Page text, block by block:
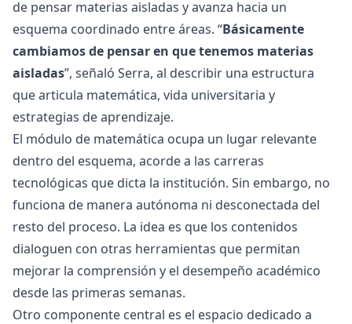
de pensar materias aisladas y avanza hacia un
esquema coordinado entre áreas. “Básicamente
cambiamos de pensar en que tenemos materias
aisladas”, señaló Serra, al describir una estructura
que articula matemática, vida universitaria y
estrategias de aprendizaje.
El módulo de matemática ocupa un lugar relevante
dentro del esquema, acorde a las carreras
tecnológicas que dicta la institución. Sin embargo, no
funciona de manera autónoma ni desconectada del
resto del proceso. La idea es que los contenidos
dialoguen con otras herramientas que permitan
mejorar la comprensión y el desempeño académico
desde las primeras semanas.
Otro componente central es el espacio dedicado a